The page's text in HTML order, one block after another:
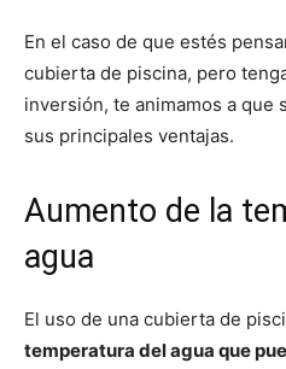
En el caso de que estés
cubierta de piscina, pero
inversión, te animamos a que
sus principales ventajas.
Aumento de la
agua
El uso de una cubierta de
temperatura del agua que